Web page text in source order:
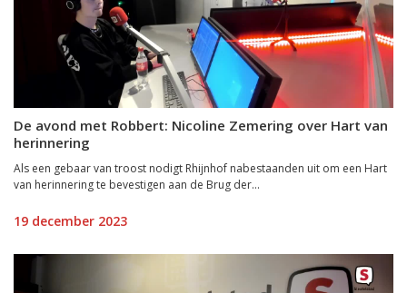
De avond met Robbert: Nicoline Zemering over Hart van
herinnering
Als een gebaar van troost nodigt Rhijnhof nabestaanden uit om een Hart
van herinnering te bevestigen aan de Brug der...
19 december 2023